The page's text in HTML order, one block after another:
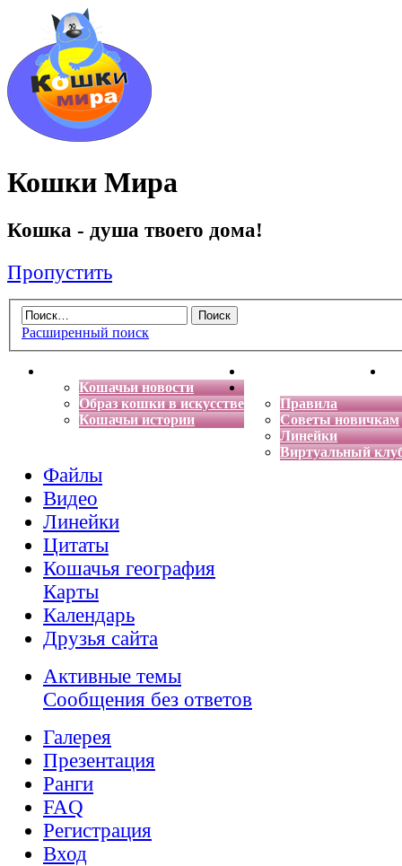
Кошки Мира
Кошка - душа твоего дома!
Пропустить
Расширенный поиск
Кошачьи новости
Образ кошки в искусстве
Кошачьи истории
Энциклопедия кошек
Правила
Советы новичкам
Линейки
Виртуальный
Файлы
Видео
Линейки
Цитаты
Кошачья география
Карты
Календарь
Друзья сайта
Активные темы
Сообщения без ответов
Галерея
Презентация
Ранги
FAQ
Регистрация
Вход